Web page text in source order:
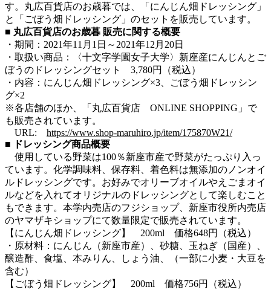
す。丸広百貨店のお歳暮では、「にんじん畑ドレッシング」
と「ごぼう畑ドレッシング」のセットを販売しています。
■ 丸広百貨店のお歳暮 販売に関する概要
・期間：2021年11月1日～2021年12月20日
・取扱い商品：〈十文字学園女子大学〉新座産にんじんとご
ぼうのドレッシングセット 3,780円（税込）
・内容：にんじん畑ドレッシング×3、ごぼう畑ドレッシン
グ×2
※各店舗のほか、「丸広百貨店 ONLINE SHOPPING」で
も販売されています。
URL: https://www.shop-maruhiro.jp/item/175870W21/
■ ドレッシング商品概要
使用している野菜は100％新座市産で野菜がたっぷり入っ
ています。化学調味料、保存料、着色料は無添加のノンオイ
ルドレッシングです。お好みでオリーブオイルやえごまオイ
ルなどを入れてオリジナルのドレッシングとして楽しむこと
もできます。本学内売店のフジショップ、新座市役所内売店
のヤマザキショップにて数量限定で販売されています。
【にんじん畑ドレッシング】 200ml 価格648円（税込）
・原材料：にんじん（新座市産）、砂糖、玉ねぎ（国産）、
醸造酢、食塩、本みりん、しょう油、（一部に小麦・大豆を
含む）
【ごぼう畑ドレッシング】 200ml 価格756円（税込）